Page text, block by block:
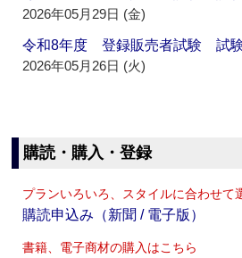
2026年05月29日 (金)
令和8年度 登録販売者試験 試
2026年05月26日 (火)
購読・購入・登録
プランいろいろ、スタイルに合わせて
購読申込み（新聞 / 電子版）
書籍、電子商材の購入はこちら